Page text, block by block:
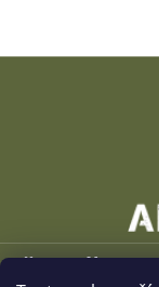
Z
Vše o nákupu